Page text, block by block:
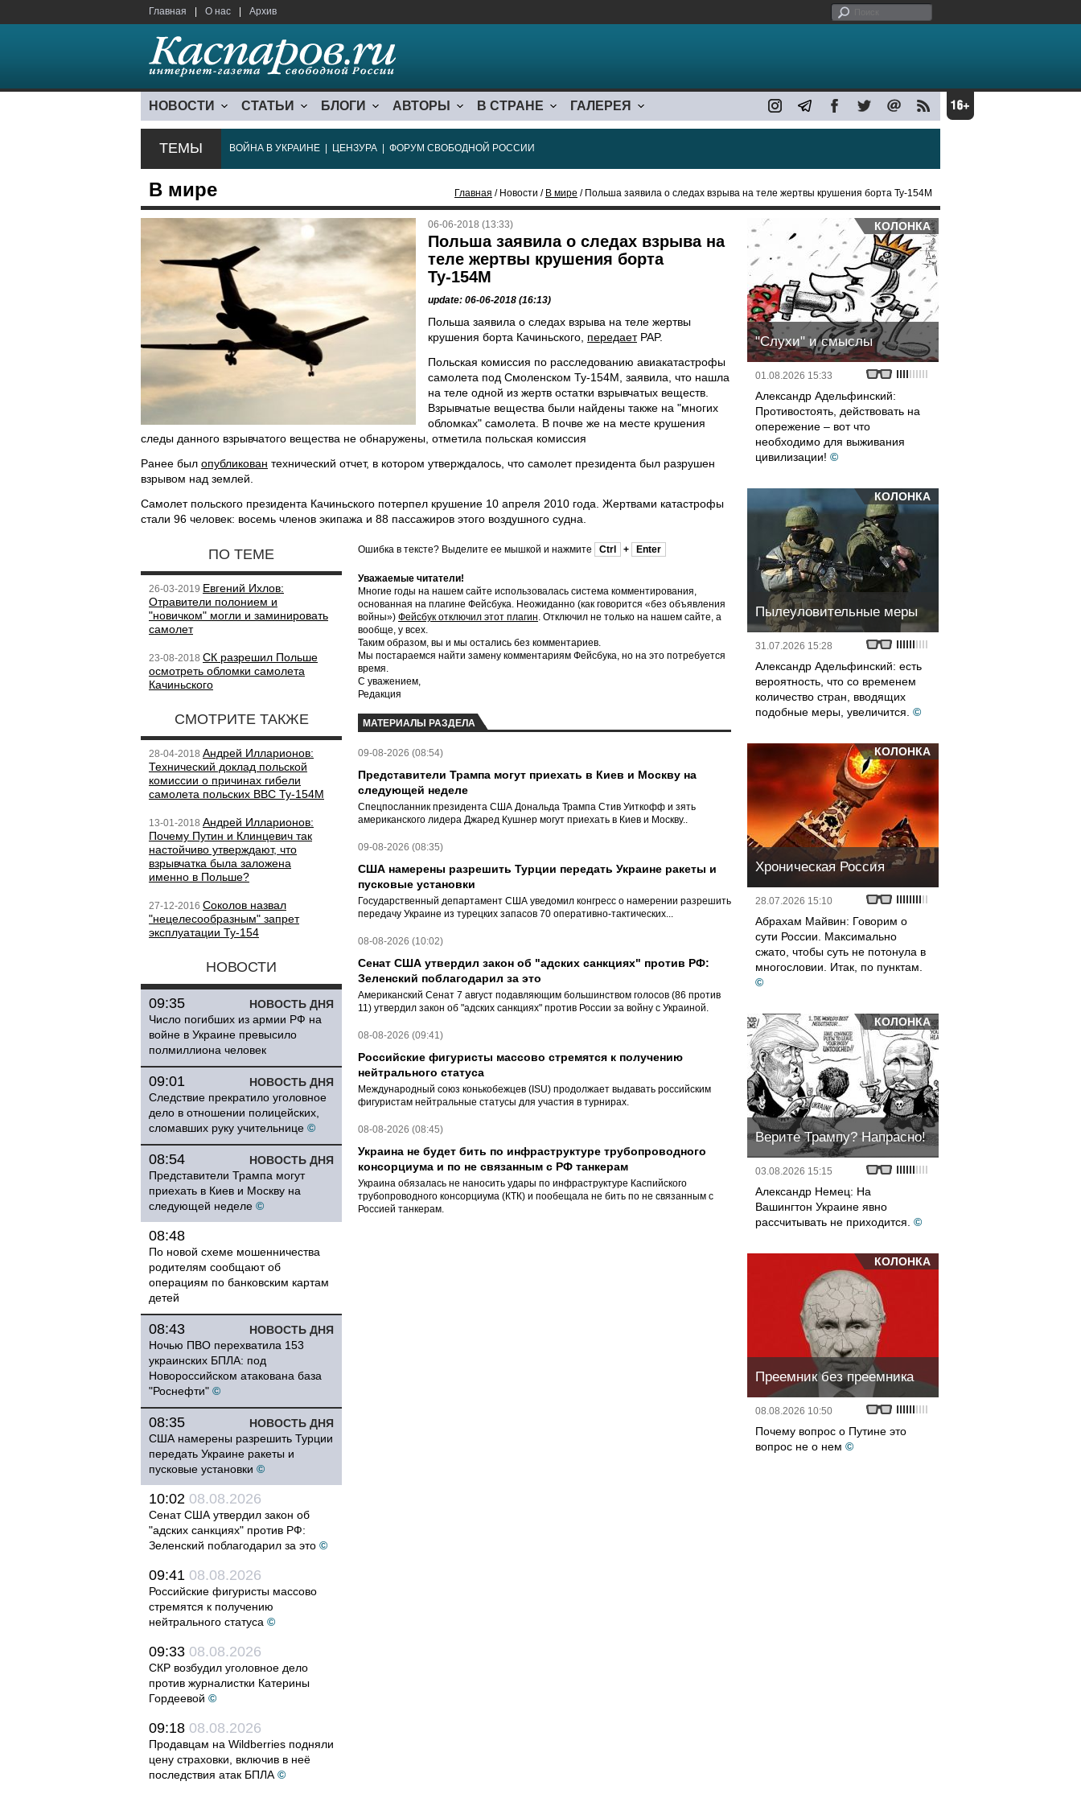
Главная О нас Архив
НОВОСТИ СТАТЬИ БЛОГИ АВТОРЫ В СТРАНЕ ГАЛЕРЕЯ
ТЕМЫ ВОЙНА В УКРАИНЕ ЦЕНЗУРА ФОРУМ СВОБОДНОЙ РОССИИ
В мире Главная / Новости / В мире / Польша заявила о следах взрыва на теле жертвы крушения борта Ту-154М
06-06-2018 (13:33)
Польша заявила о следах взрыва на
теле жертвы крушения борта
Ту-154М
update: 06-06-2018 (16:13)
Польша заявила о следах взрыва на теле жертвы
крушения борта Качиньского, передаетPAP.
Польская комиссия по расследованию авиакатастрофы
самолета под Смоленском Ту-154М, заявила, что нашла
на теле одной из жертв остатки взрывчатых веществ.
Взрывчатые вещества были найдены также на "многих
обломках" самолета. В почве же на месте крушения
следы данного взрывчатого вещества не обнаружены, отметила польская комиссия
Ранее был опубликован технический отчет, в котором утверждалось, что самолет президента был разрушен
взрывом над землей.
Самолет польского президента Качиньского потерпел крушение 10 апреля 2010 года. Жертвами катастрофы
стали 96 человек: восемь членов экипажа и 88 пассажиров этого воздушного судна.
ПО ТЕМЕ
26-03-2019 Евгений Ихлов:
Отравители полонием и
"новичком" могли и заминировать
самолет
23-08-2018 СК разрешил Польше
осмотреть обломки самолета
Качиньского
СМОТРИТЕ ТАКЖЕ
28-04-2018 Андрей Илларионов:
Технический доклад польской
комиссии о причинах гибели
самолета польских ВВС Ту-154М
13-01-2018 Андрей Илларионов:
Почему Путин и Клинцевич так
настойчиво утверждают, что
взрывчатка была заложена
именно в Польше?
27-12-2016 Соколов назвал
"нецелесообразным" запрет
эксплуатации Ту-154
НОВОСТИ
НОВОСТЬ ДНЯ
09:35
Число погибших из армии РФ на
войне в Украине превысило
полмиллиона человек
НОВОСТЬ ДНЯ
09:01
Следствие прекратило уголовное
дело в отношении полицейских,
сломавших руку учительнице ©
НОВОСТЬ ДНЯ
08:54
Представители Трампа могут
приехать в Киев и Москву на
следующей неделе ©
08:48
По новой схеме мошенничества
родителям сообщают об
операциям по банковским картам
детей
НОВОСТЬ ДНЯ
08:43
Ночью ПВО перехватила 153
украинских БПЛА: под
Новороссийском атакована база
"Роснефти" ©
НОВОСТЬ ДНЯ
08:35
США намерены разрешить Турции
передать Украине ракеты и
пусковые установки ©
10:02 08.08.2026
Сенат США утвердил закон об
"адских санкциях" против РФ:
Зеленский поблагодарил за это ©
09:41 08.08.2026
Российские фигуристы массово
стремятся к получению
нейтрального статуса ©
09:33 08.08.2026
СКР возбудил уголовное дело
против журналистки Катерины
Гордеевой ©
09:18 08.08.2026
Продавцам на Wildberries подняли
цену страховки, включив в неё
последствия атак БПЛА ©
Ошибка в тексте? Выделите ее мышкой и нажмите Ctrl + Enter
Уважаемые читатели!
Многие годы на нашем сайте использовалась система комментирования,
основанная на плагине Фейсбука. Неожиданно (как говорится «без объявления
войны») Фейсбук отключил этот плагин. Отключил не только на нашем сайте, а
вообще, у всех.
Таким образом, вы и мы остались без комментариев.
Мы постараемся найти замену комментариям Фейсбука, но на это потребуется
время.
С уважением,
Редакция
МАТЕРИАЛЫ РАЗДЕЛА
09-08-2026 (08:54)
Представители Трампа могут приехать в Киев и Москву на
следующей неделе
Спецпосланник президента США Дональда Трампа Стив Уиткофф и зять
американского лидера Джаред Кушнер могут приехать в Киев и Москву..
09-08-2026 (08:35)
США намерены разрешить Турции передать Украине ракеты и
пусковые установки
Государственный департамент США уведомил конгресс о намерении разрешить
передачу Украине из турецких запасов 70 оперативно-тактических...
08-08-2026 (10:02)
Сенат США утвердил закон об "адских санкциях" против РФ:
Зеленский поблагодарил за это
Американский Сенат 7 август подавляющим большинством голосов (86 против
11) утвердил закон об "адских санкциях" против России за войну с Украиной.
08-08-2026 (09:41)
Российские фигуристы массово стремятся к получению
нейтрального статуса
Международный союз конькобежцев (ISU) продолжает выдавать российским
фигуристам нейтральные статусы для участия в турнирах.
08-08-2026 (08:45)
Украина не будет бить по инфраструктуре трубопроводного
консорциума и по не связанным с РФ танкерам
Украина обязалась не наносить удары по инфраструктуре Каспийского
трубопроводного консорциума (КТК) и пообещала не бить по не связанным с
Россией танкерам.
КОЛОНКА
"Слухи" и смыслы
01.08.2026 15:33
Александр Адельфинский:
Противостоять, действовать на
опережение – вот что
необходимо для выживания
цивилизации! ©
КОЛОНКА
Пылеуловительные меры
31.07.2026 15:28
Александр Адельфинский: есть
вероятность, что со временем
количество стран, вводящих
подобные меры, увеличится. ©
КОЛОНКА
Хроническая Россия
28.07.2026 15:10
Абрахам Майвин: Говорим о
сути России. Максимально
сжато, чтобы суть не потонула в
многословии. Итак, по пунктам.
©
КОЛОНКА
Верите Трампу? Напрасно!
03.08.2026 15:15
Александр Немец: На
Вашингтон Украине явно
рассчитывать не приходится. ©
КОЛОНКА
Преемник без преемника
08.08.2026 10:50
Почему вопрос о Путине это
вопрос не о нем ©